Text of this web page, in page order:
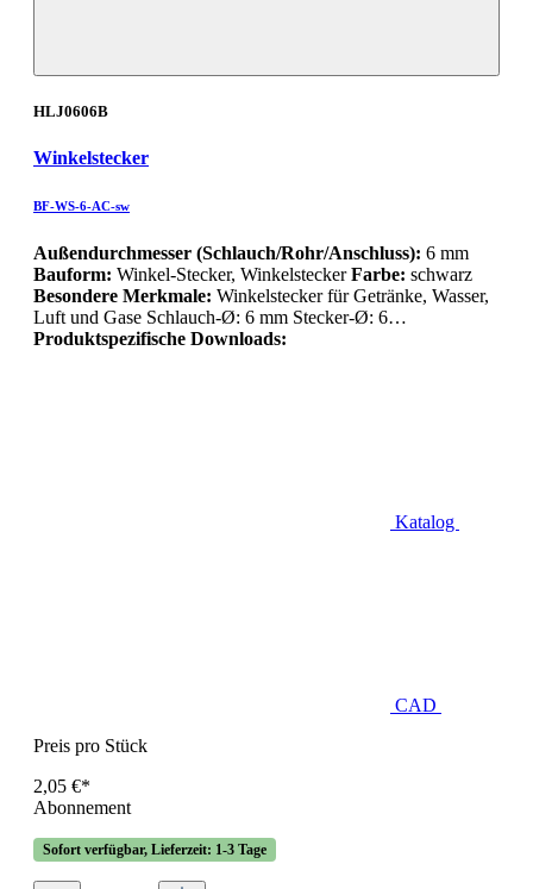
HLJ0606B
Winkelstecker
BF-WS-6-AC-sw
Außendurchmesser (Schlauch/Rohr/Anschluss): 6 mm
Bauform: Winkel-Stecker, WinkelsteckerFarbe: schwarz
Besondere Merkmale: Winkelstecker für Getränke, Wasser,
Luft und Gase Schlauch-Ø: 6 mm Stecker-Ø: 6…
Produktspezifische Downloads:
Katalog
CAD
Preis pro Stück
2,05 €*
Abonnement
Sofort verfügbar, Lieferzeit: 1-3 Tage